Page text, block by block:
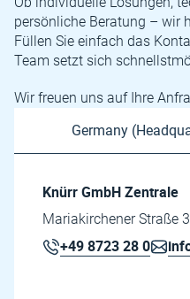
persönliche Beratung – wir
Füllen Sie einfach das
Team setzt sich
Wir freuen uns auf Ihre
Knürr GmbH Zentrale
Mariakirchener Straße
+49 8723 28 0